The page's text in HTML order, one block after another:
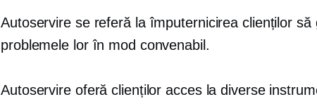
Autoservirese referă la împuternicirea clienților să
problemele lor în mod convenabil.
Autoservireoferă clienților acces la diverse